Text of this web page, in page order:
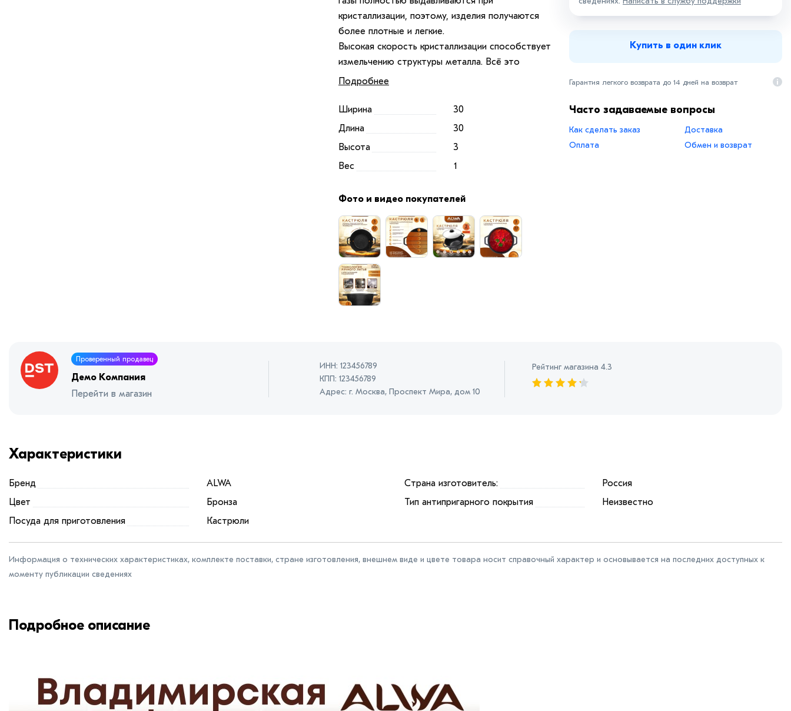
кристаллизации, поэтому, изделия получаются
более плотные и легкие.
Высокая скорость кристаллизации способствует
измельчению структуры металла. Всё это
повышает её физические свойства:
показателей в 2-4 раза по сравнению с другими
методами производства.
приближен к изделиям из титановых сплавов,
хотя имеют литую структуру.
максимально устойчива к деформациям.
Подробнее
Ширина
30
Длина
30
Высота
3
Вес
1
Фото и видео покупателей
Купить в один клик
Гарантия легкого возврата до 14 дней на возврат
Часто задаваемые вопросы
Как сделать заказ
Оплата
Доставка
Обмен и возврат
Проверенный продавец
Демо Компания
Перейти в магазин
ИНН: 123456789
КПП: 123456789
Адрес: г. Москва, Проспект Мира, дом 10
Рейтинг магазина 4.3
Характеристики
Бренд ALWA Страна изготовитель:
Россия
Цвет
Бронза Тип антипригарного покрытия
Неизвестно
Посуда для приготовления
Кастрюли
Информация о технических характеристиках, комплекте поставки, стране изготовления, внешнем виде и цвете товара носит справочный характер и основывается на последних доступных к
моменту публикации сведениях
Подробное описание